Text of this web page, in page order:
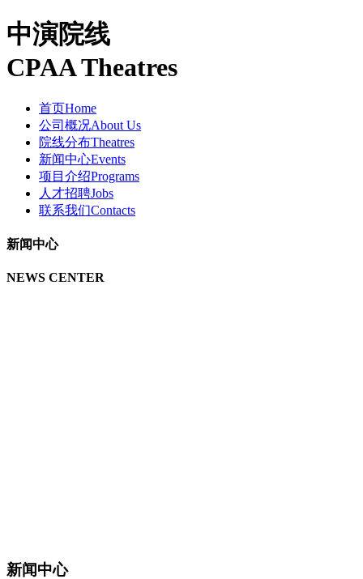
中演院线
CPAA Theatres
首页Home
公司概况About Us
院线分布Theatres
新闻中心Events
项目介绍Programs
人才招聘Jobs
联系我们Contacts
新闻中心
NEWS CENTER
新闻中心